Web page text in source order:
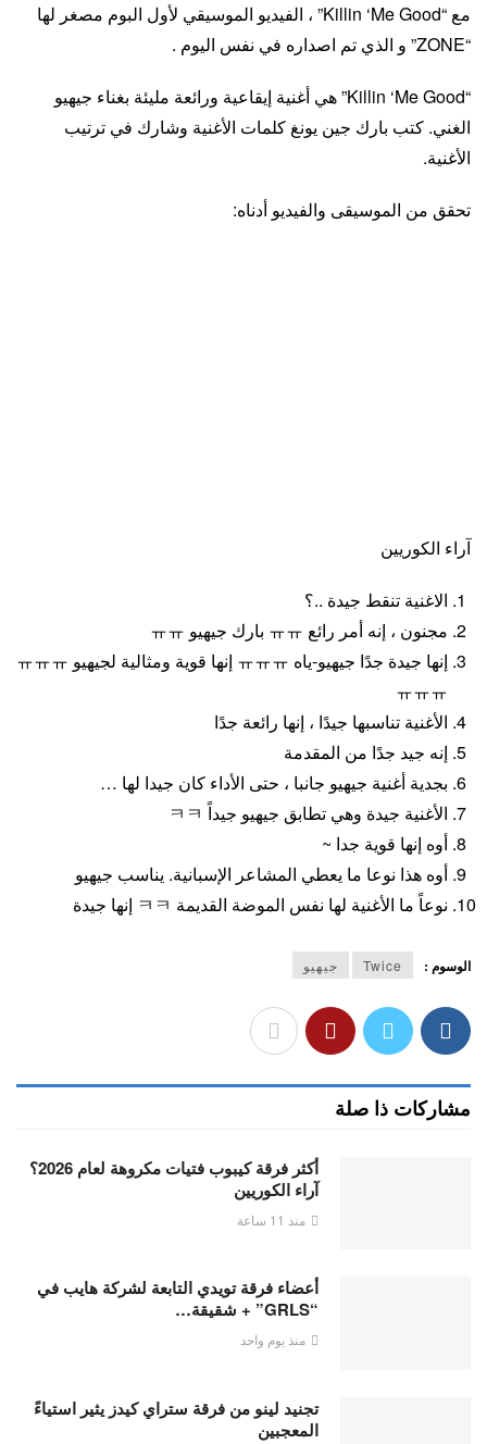
مع “Killin ‘Me Good” ، الفيديو الموسيقي لأول البوم مصغر لها
“ZONE” و الذي تم اصداره في نفس اليوم .
“Killin ‘Me Good” هي أغنية إيقاعية ورائعة مليئة بغناء جيهيو
الغني. كتب بارك جين يونغ كلمات الأغنية وشارك في ترتيب
الأغنية.
تحقق من الموسيقى والفيديو أدناه:
آراء الكوريين
الاغنية تنقط جيدة ..؟
مجنون ، إنه أمر رائع ㅠㅠ بارك جيهيو ㅠㅠ
إنها جيدة جدًا جيهيو-ياه ㅠㅠㅠ إنها قوية ومثالية لجيهيو ㅠㅠㅠ
ㅠㅠㅠ
الأغنية تناسبها جيدًا ، إنها رائعة جدًا
إنه جيد جدًا من المقدمة
بجدية أغنية جيهيو جانبا ، حتى الأداء كان جيدا لها …
الأغنية جيدة وهي تطابق جيهيو جيداً ㅋㅋ
أوه إنها قوية جدا ~
أوه هذا نوعا ما يعطي المشاعر الإسبانية. يناسب جيهيو
نوعاً ما الأغنية لها نفس الموضة القديمة ㅋㅋ إنها جيدة
الوسوم : Twice جيهيو
مشاركات ذا صلة
أكثر فرقة كيبوب فتيات مكروهة لعام 2026؟
آراء الكوريين
منذ 11 ساعة
أعضاء فرقة تويدي التابعة لشركة هايب في
“GRLS” + شقيقة…
منذ يوم واحد
تجنيد لينو من فرقة ستراي كيدز يثير استياءً
المعجبين